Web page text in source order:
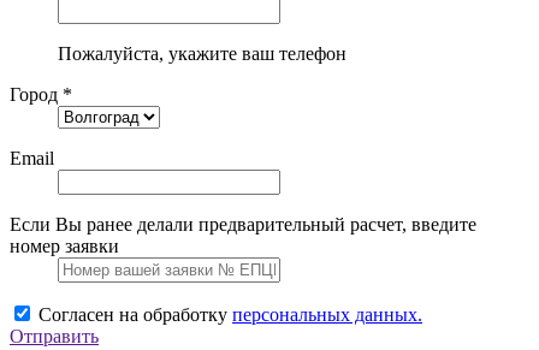
Пожалуйста, укажите ваш телефон
Город *
Email
Если Вы ранее делали предварительный расчет, введите
номер заявки
Согласен на обработку персональных данных.
Отправить